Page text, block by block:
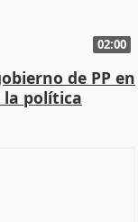
02:00
de PP en
la política